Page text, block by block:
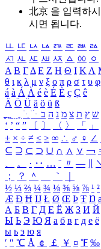
北京 을 입력하
시면 됩니다.
ㅥ ㅦ ㅧ ㅨ ㅩ ㅪ ㅫ ㅬ
ㅺ ㅻ ㅼ ㅽ ㅾ ㅿ ㆀ ㆁ
Α Β ΓΔ Ε Ζ Η Θ Ι ΚΛ
θ ι κ λ μ ν ξ ο π ρ σ τ υ φ
á à Á À é è É È ç Ç ê
Ä Ö Ü ä ö ü ß
ִֶֹ ֻּ ׁׂ ש ץ ת צ מ נ ה ב
‘ ’ “ ” 〔 〕 〈 〉 「 」
± × ÷ ≠ ≤ ≥ ∞ ∴ ♂ ♀ ∠
⊆ ⊇ ⊂ ⊃ ∪ ∩ ∧ ∨ ￢
、
。 · ‥ … ¨ 〃 ―
；
？ ＾ ｀
½ ⅓ ⅔ ¼ ¾ ⅛ ⅜ ⅝ ⅞ ¹ ²
Æ Ð Ħ Ĳ Ł Ø Œ Þ Ŧ Ŋ
А Б В Г Д Е Ё Ж З И Й
Ы Ь Э Ю Я а б в г д е ё
ы ь э ю я
′ ″ ℃ Å ￠ ￡ ￥ ¤ ℉ ‰